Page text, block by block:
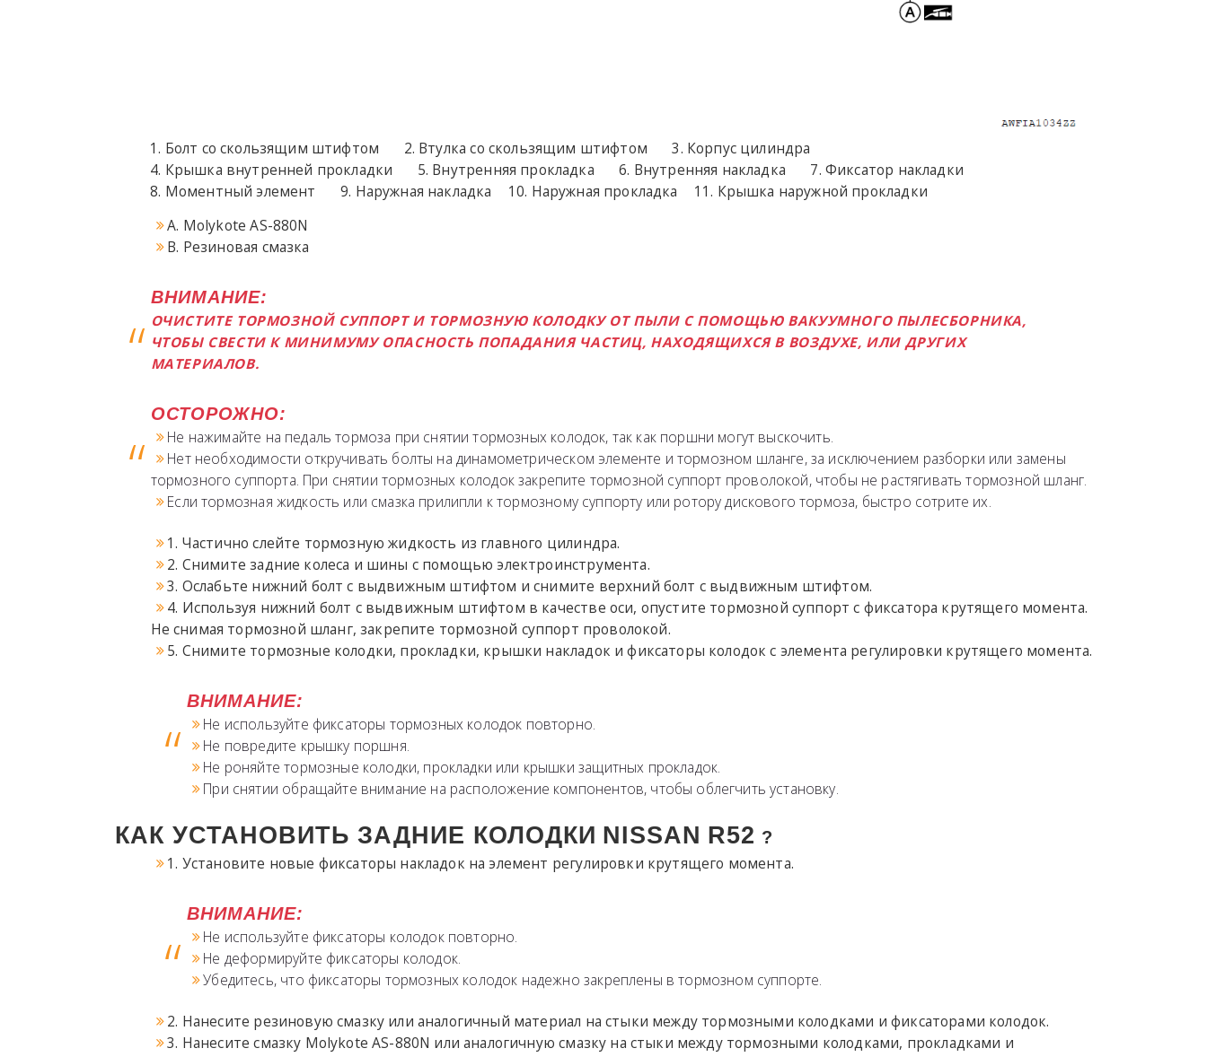
Болт со скользящим штифтом Втулка со скользящим штифтом
Корпус цилиндра
Крышка внутренней прокладки
Внутренняя прокладка Внутренняя накладка
Фиксатор накладки
Моментный элемент
Наружная накладка Наружная прокладка
Крышка наружной прокладки
A. Molykote AS-880N
B. Резиновая смазка
ВНИМАНИЕ:
ОЧИСТИТЕ ТОРМОЗНОЙ СУППОРТ И ТОРМОЗНУЮ КОЛОДКУ ОТ ПЫЛИ С ПОМОЩЬЮ ВАКУУМНОГО ПЫЛЕСБОРНИКА,
ЧТОБЫ СВЕСТИ К МИНИМУМУ ОПАСНОСТЬ ПОПАДАНИЯ ЧАСТИЦ, НАХОДЯЩИХСЯ В ВОЗДУХЕ, ИЛИ ДРУГИХ
МАТЕРИАЛОВ.
ОСТОРОЖНО:
Не нажимайте на педаль тормоза при снятии тормозных колодок, так как поршни могут выскочить.
Нет необходимости откручивать болты на динамометрическом элементе и тормозном шланге, за исключением разборки или замены
тормозного суппорта. При снятии тормозных колодок закрепите тормозной суппорт проволокой, чтобы не растягивать тормозной шланг.
Если тормозная жидкость или смазка прилипли к тормозному суппорту или ротору дискового тормоза, быстро сотрите их.
1. Частично слейте тормозную жидкость из главного цилиндра.
2. Снимите задние колеса и шины с помощью электроинструмента.
3. Ослабьте нижний болт с выдвижным штифтом и снимите верхний болт с выдвижным штифтом.
4. Используя нижний болт с выдвижным штифтом в качестве оси, опустите тормозной суппорт с фиксатора крутящего момента.
Не снимая тормозной шланг, закрепите тормозной суппорт проволокой.
5. Снимите тормозные колодки, прокладки, крышки накладок и фиксаторы колодок с элемента регулировки крутящего момента.
ВНИМАНИЕ:
Не используйте фиксаторы тормозных колодок повторно.
Не повредите крышку поршня.
Не роняйте тормозные колодки, прокладки или крышки защитных прокладок.
При снятии обращайте внимание на расположение компонентов, чтобы облегчить установку.
КАК УСТАНОВИТЬ ЗАДНИЕ КОЛОДКИ NISSAN R52 ?
1. Установите новые фиксаторы накладок на элемент регулировки крутящего момента.
ВНИМАНИЕ:
Не используйте фиксаторы колодок повторно.
Не деформируйте фиксаторы колодок.
Убедитесь, что фиксаторы тормозных колодок надежно закреплены в тормозном суппорте.
2. Нанесите резиновую смазку или аналогичный материал на стыки между тормозными колодками и фиксаторами колодок.
3. Нанесите смазку Molykote AS-880N или аналогичную смазку на стыки между тормозными колодками, прокладками и